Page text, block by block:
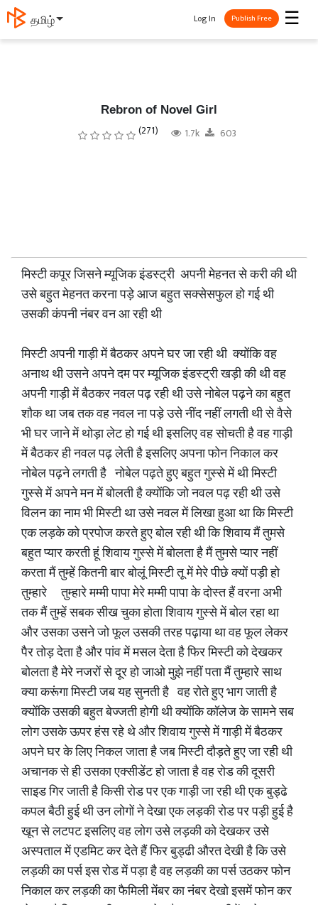
தமிழ் ☰
Log In Publish Free
Rebron of Novel Girl
(271) 1.7k 603
मिस्टी कपूर जिसने म्यूजिक इंडस्ट्री अपनी मेहनत से करी की थी
उसे बहुत मेहनत करना पड़े आज बहुत सक्सेसफुल हो गई थी
उसकी कंपनी नंबर वन आ रही थी
मिस्टी अपनी गाड़ी में बैठकर अपने घर जा रही थी क्योंकि वह
अनाथ थी उसने अपने दम पर म्यूजिक इंडस्ट्री खड़ी की थी वह
अपनी गाड़ी में बैठकर नवल पढ़ रही थी उसे नोबेल पढ़ने का बहुत
शौक था जब तक वह नवल ना पड़े उसे नींद नहीं लगती थी से वैसे
भी घर जाने में थोड़ा लेट हो गई थी इसलिए वह सोचती है वह गाड़ी
में बैठकर ही नवल पढ़ लेती है इसलिए अपना फोन निकाल कर
नोबेल पढ़ने लगती है नोबेल पढ़ते हुए बहुत गुस्से में थी मिस्टी
गुस्से में अपने मन में बोलती है क्योंकि जो नवल पढ़ रही थी उसे
विलन का नाम भी मिस्टी था उसे नवल में लिखा हुआ था कि मिस्टी
एक लड़के को प्रपोज करते हुए बोल रही थी कि शिवाय मैं तुमसे
बहुत प्यार करती हूं शिवाय गुस्से में बोलता है मैं तुमसे प्यार नहीं
करता मैं तुम्हें कितनी बार बोलूं मिस्टी तू में मेरे पीछे क्यों पड़ी हो
तुम्हारे तुम्हारे मम्मी पापा मेरे मम्मी पापा के दोस्त हैं वरना अभी
तक मैं तुम्हें सबक सीख चुका होता शिवाय गुस्से में बोल रहा था
और उसका उसने जो फूल उसकी तरह पढ़ाया था वह फूल लेकर
पैर तोड़ देता है और पांव में मसल देता है फिर मिस्टी को देखकर
बोलता है मेरे नजरों से दूर हो जाओ मुझे नहीं पता मैं तुम्हारे साथ
क्या करूंगा मिस्टी जब यह सुनती है वह रोते हुए भाग जाती है
क्योंकि उसकी बहुत बेज्जती होगी थी क्योंकि कॉलेज के सामने सब
लोग उसके ऊपर हंस रहे थे और शिवाय गुस्से में गाड़ी में बैठकर
अपने घर के लिए निकल जाता है जब मिस्टी दौड़ते हुए जा रही थी
अचानक से ही उसका एक्सीडेंट हो जाता है वह रोड की दूसरी
साइड गिर जाती है किसी रोड पर एक गाड़ी जा रही थी एक बुड्ढे
कपल बैठी हुई थी उन लोगों ने देखा एक लड़की रोड पर पड़ी हुई है
खून से लटपट इसलिए वह लोग उसे लड़की को देखकर उसे
अस्पताल में एडमिट कर देते हैं फिर बुड्ढी औरत देखी है कि उसे
लड़की का पर्स इस रोड में पड़ा है वह लड़की का पर्स उठकर फोन
निकाल कर लड़की का फैमिली मेंबर का नंबर देखो इसमें फोन कर